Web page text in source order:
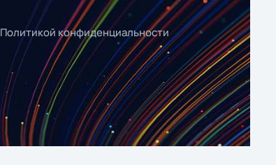
Политикой конфиденциальности